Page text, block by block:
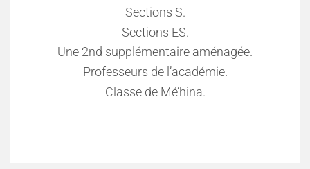
Sections S.
Sections ES.
Une 2nd supplémentaire aménagée.
Professeurs de l’académie.
Classe de Mé’hina.